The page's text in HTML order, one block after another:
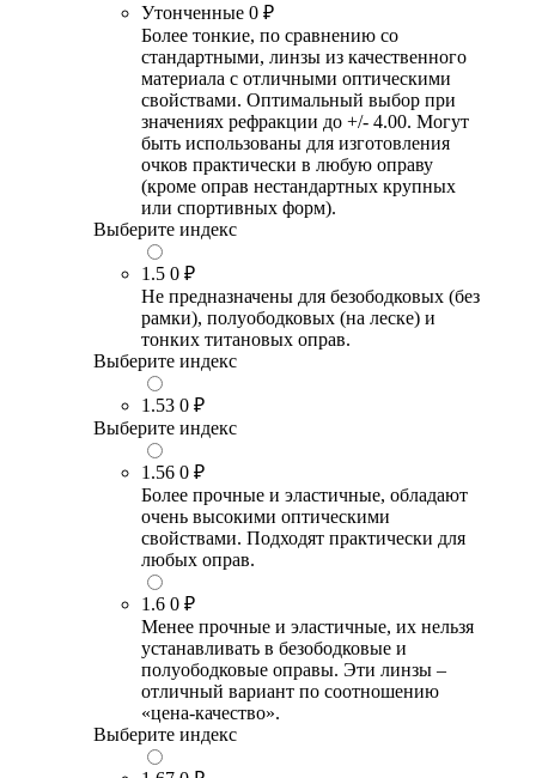
Утонченные 0 ₽
Более тонкие, по сравнению со
стандартными, линзы из качественного
материала с отличными оптическими
свойствами. Оптимальный выбор при
значениях рефракции до +/- 4.00. Могут
быть использованы для изготовления
очков практически в любую оправу
(кроме оправ нестандартных крупных
или спортивных форм).
Выберите индекс
1.5 0 ₽
Не предназначены для безободковых (без
рамки), полуободковых (на леске) и
тонких титановых оправ.
Выберите индекс
1.53 0 ₽
Выберите индекс
1.56 0 ₽
Более прочные и эластичные, обладают
очень высокими оптическими
свойствами. Подходят практически для
любых оправ.
1.6 0 ₽
Менее прочные и эластичные, их нельзя
устанавливать в безободковые и
полуободковые оправы. Эти линзы –
отличный вариант по соотношению
«цена-качество».
Выберите индекс